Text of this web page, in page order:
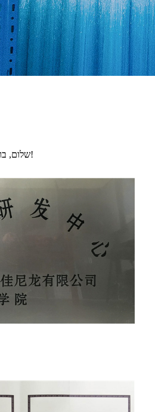
שלום, בואו להתייעץ עם המוצרים שלנו!